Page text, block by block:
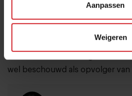
Aanpassen
Weigeren
melkkoeien aanmerkelijk bekort.
wel beschouwd als opvolger van